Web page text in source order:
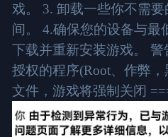
戏。 3. 卸载一些你不需
间。 4.确保您的设备与最
下载并重新安装游戏。
授权的程序(Root、作弊
文件，游戏将强制关闭